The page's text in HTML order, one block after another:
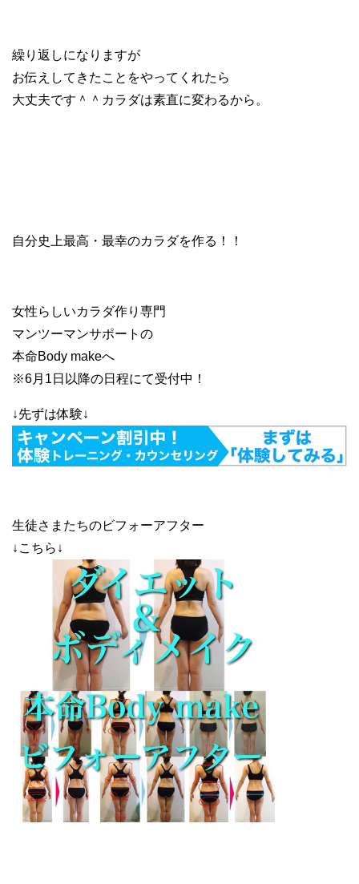
繰り返しになりますが
お伝えしてきたことをやってくれたら
大丈夫です＾＾カラダは素直に変わるから。
自分史上最高・最幸のカラダを作る！！
女性らしいカラダ作り専門
マンツーマンサポートの
本命Body makeへ
※6月1日以降の日程にて受付中！
↓先ずは体験↓
生徒さまたちのビフォーアフター
↓こちら↓